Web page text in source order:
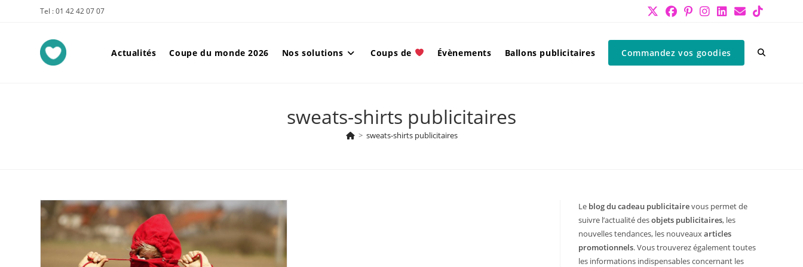
Tel : 01 42 42 07 07
Actualités Coupe du monde 2026 Nos solutions Coups de Évènements Ballons publicitaires Commandez vos goodies
sweats-shirts publicitaires
> sweats-shirts publicitaires
Le blog du cadeau publicitairevous permet de
suivre l’actualité desobjets publicitaires, les
nouvelles tendances, les nouveauxarticles
promotionnels. Vous trouverez également toutes
les informations indispensables concernant les